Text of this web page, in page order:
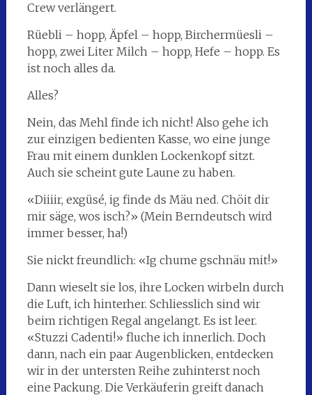
Crew verlängert.
Rüebli – hopp, Äpfel – hopp, Birchermüesli –
hopp, zwei Liter Milch – hopp, Hefe – hopp. Es
ist noch alles da.
Alles?
Nein, das Mehl finde ich nicht! Also gehe ich
zur einzigen bedienten Kasse, wo eine junge
Frau mit einem dunklen Lockenkopf sitzt.
Auch sie scheint gute Laune zu haben.
«Diiiir, exgüsé, ig finde ds Mäu ned. Chöit dir
mir säge, wos isch?» (Mein Berndeutsch wird
immer besser, ha!)
Sie nickt freundlich: «Ig chume gschnäu mit!»
Dann wieselt sie los, ihre Locken wirbeln durch
die Luft, ich hinterher. Schliesslich sind wir
beim richtigen Regal angelangt. Es ist leer.
«Stuzzi Cadenti!» fluche ich innerlich. Doch
dann, nach ein paar Augenblicken, entdecken
wir in der untersten Reihe zuhinterst noch
eine Packung. Die Verkäuferin greift danach